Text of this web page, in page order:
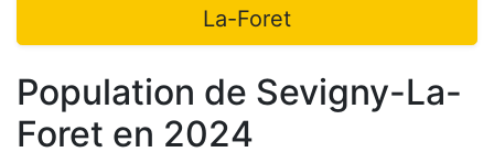
La-Foret
Population de Sevigny-La-
Foret en 2024